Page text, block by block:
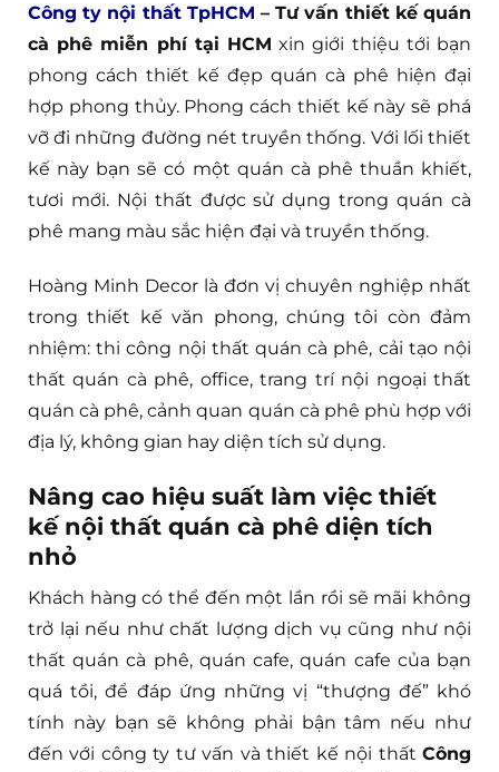
Công ty nội thất TpHCM – Tư vấn thiết kế quán
cà phê miễn phí tại HCM xin giới thiệu tới bạn
phong cách thiết kế đẹp quán cà phê hiện đại
hợp phong thủy. Phong cách thiết kế này sẽ phá
vỡ đi những đường nét truyền thống. Với lối thiết
kế này bạn sẽ có một quán cà phê thuần khiết,
tươi mới. Nội thất được sử dụng trong quán cà
phê mang màu sắc hiện đại và truyền thống.
Hoàng Minh Decor là đơn vị chuyên nghiệp nhất
trong thiết kế văn phong, chúng tôi còn đảm
nhiệm: thi công nội thất quán cà phê, cải tạo nội
thất quán cà phê, office, trang trí nội ngoại thất
quán cà phê, cảnh quan quán cà phê phù hợp với
địa lý, không gian hay diện tích sử dụng.
Nâng cao hiệu suất làm việc thiết
kế nội thất quán cà phê diện tích
nhỏ
Khách hàng có thể đến một lần rồi sẽ mãi không
trở lại nếu như chất lượng dịch vụ cũng như nội
thất quán cà phê, quán cafe, quán cafe của bạn
quá tồi, để đáp ứng những vị “thượng đế” khó
tính này bạn sẽ không phải bận tâm nếu như
đến với công ty tư vấn và thiết kế nội thất Công